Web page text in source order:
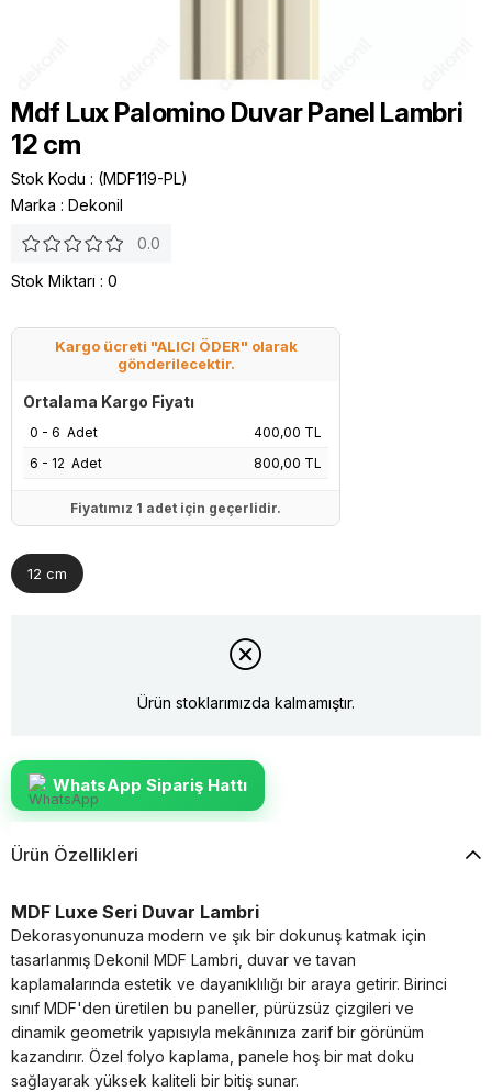
Mdf Lux Palomino Duvar Panel Lambri
12 cm
Stok Kodu
(MDF119-PL)
Marka : Dekonil
0.0
Stok Miktarı : 0
Kargo ücreti "ALICI ÖDER" olarak
gönderilecektir.
Ortalama Kargo Fiyatı
0 - 6 Adet
400,00 TL
6 - 12 Adet
800,00 TL
Fiyatımız 1 adet için geçerlidir.
12 cm
Ürün stoklarımızda kalmamıştır.
WhatsApp Sipariş Hattı
Ürün Özellikleri
MDF Luxe Seri Duvar Lambri
Dekorasyonunuza modern ve şık bir dokunuş katmak için
tasarlanmış Dekonil MDF Lambri, duvar ve tavan
kaplamalarında estetik ve dayanıklılığı bir araya getirir. Birinci
sınıf MDF'den üretilen bu paneller, pürüzsüz çizgileri ve
dinamik geometrik yapısıyla mekânınıza zarif bir görünüm
kazandırır. Özel folyo kaplama, panele hoş bir mat doku
sağlayarak yüksek kaliteli bir bitiş sunar.